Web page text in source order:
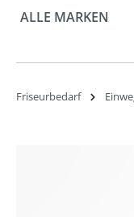
ALLE MARKEN
Friseurbedarf